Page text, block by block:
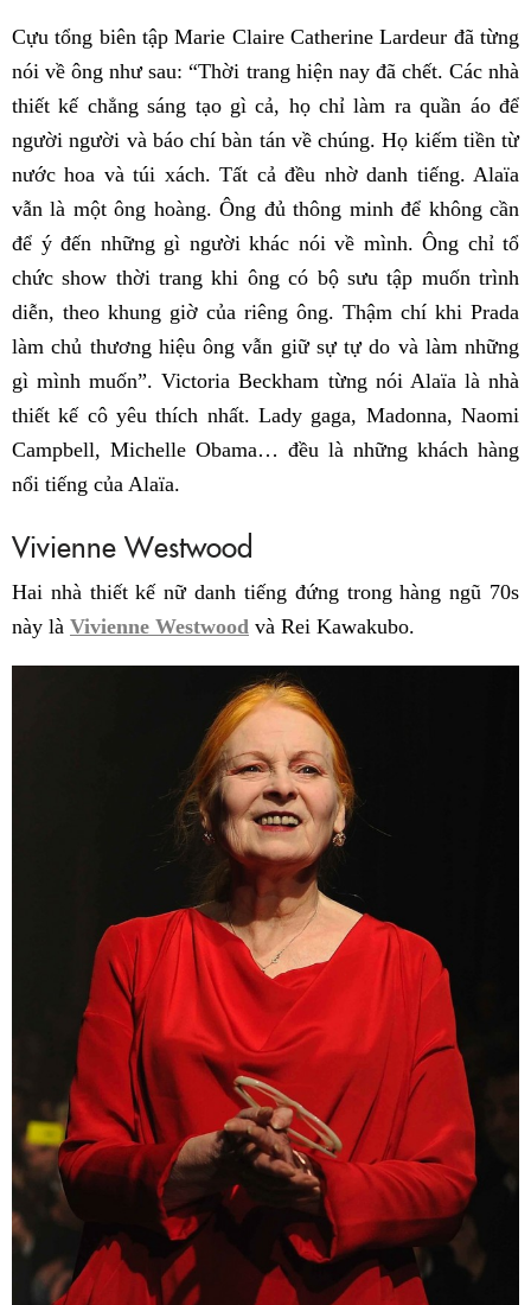
Cựu tổng biên tập Marie Claire Catherine Lardeur đã từng
nói về ông như sau: “Thời trang hiện nay đã chết. Các nhà
thiết kế chẳng sáng tạo gì cả, họ chỉ làm ra quần áo để
người người và báo chí bàn tán về chúng. Họ kiếm tiền từ
nước hoa và túi xách. Tất cả đều nhờ danh tiếng. Alaïa
vẫn là một ông hoàng. Ông đủ thông minh để không cần
để ý đến những gì người khác nói về mình. Ông chỉ tổ
chức show thời trang khi ông có bộ sưu tập muốn trình
diễn, theo khung giờ của riêng ông. Thậm chí khi Prada
làm chủ thương hiệu ông vẫn giữ sự tự do và làm những
gì mình muốn”.Victoria Beckham từng nói Alaïa là nhà
thiết kế cô yêu thích nhất. Lady gaga, Madonna, Naomi
Campbell, Michelle Obama… đều là những khách hàng
nổi tiếng của Alaïa.
Vivienne Westwood
Hai nhà thiết kế nữ danh tiếng đứng trong hàng ngũ 70s
này là Vivienne Westwood và Rei Kawakubo.